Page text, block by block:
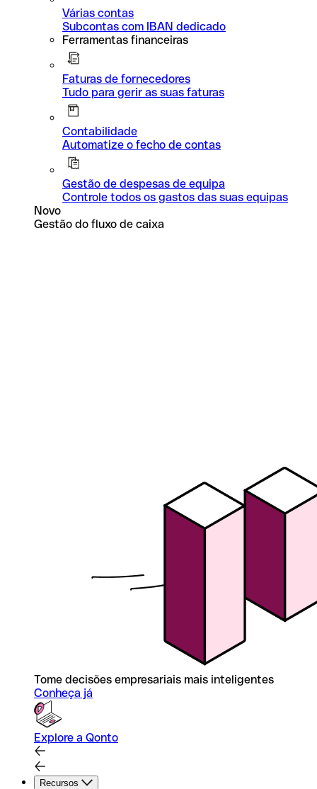
Várias contas
Subcontas com IBAN dedicado
Ferramentas financeiras
Faturas de fornecedores
Tudo para gerir as suas faturas
Contabilidade
Automatize o fecho de contas
Gestão de despesas de equipa
Controle todos os gastos das suas equipas
Novo
Gestão do fluxo de caixa
Tome decisões empresariais mais inteligentes
Conheça já
Explore a Qonto
Recursos